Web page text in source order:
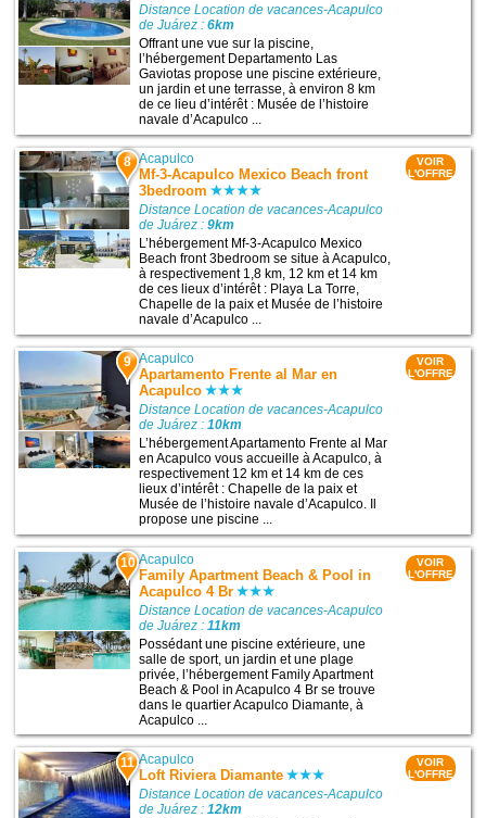
Distance Location de vacances-Acapulco
de Juárez :6km
Offrant une vue sur la piscine,
l’hébergement Departamento Las
Gaviotas propose une piscine extérieure,
un jardin et une terrasse, à environ 8 km
de ce lieu d’intérêt : Musée de l’histoire
navale d’Acapulco ...
8 Acapulco
Mf-3-Acapulco Mexico Beach front
3bedroom
Distance Location de vacances-Acapulco
de Juárez :9km
L’hébergement Mf-3-Acapulco Mexico
Beach front 3bedroom se situe à Acapulco,
à respectivement 1,8 km, 12 km et 14 km
de ces lieux d’intérêt : Playa La Torre,
Chapelle de la paix et Musée de l’histoire
navale d’Acapulco ...
VOIR
L'OFFRE
9 Acapulco
Apartamento Frente al Mar en
Acapulco
Distance Location de vacances-Acapulco
de Juárez :10km
L’hébergement Apartamento Frente al Mar
en Acapulco vous accueille à Acapulco, à
respectivement 12 km et 14 km de ces
lieux d’intérêt : Chapelle de la paix et
Musée de l’histoire navale d’Acapulco. Il
propose une piscine ...
VOIR
L'OFFRE
10 Acapulco
Family Apartment Beach & Pool in
Acapulco 4 Br
Distance Location de vacances-Acapulco
de Juárez :11km
Possédant une piscine extérieure, une
salle de sport, un jardin et une plage
privée, l’hébergement Family Apartment
Beach & Pool in Acapulco 4 Br se trouve
dans le quartier Acapulco Diamante, à
Acapulco ...
VOIR
L'OFFRE
11 Acapulco
Loft Riviera Diamante
Distance Location de vacances-Acapulco
de Juárez :12km
VOIR
L'OFFRE